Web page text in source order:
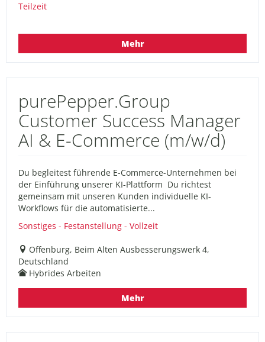
Teilzeit
Mehr
purePepper.Group
Customer Success Manager
AI & E-Commerce (m/w/d)
Du begleitest führende E-Commerce-Unternehmen bei
der Einführung unserer KI-Plattform Du richtest
gemeinsam mit unseren Kunden individuelle KI-
Workflows für die automatisierte...
Sonstiges - Festanstellung - Vollzeit
Offenburg, Beim Alten Ausbesserungswerk 4,
Deutschland
Hybrides Arbeiten
Mehr